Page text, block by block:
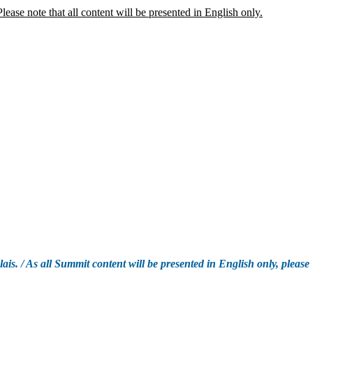
note that all content will be presented in English only.
/ As all Summit content will be presented in English only, please